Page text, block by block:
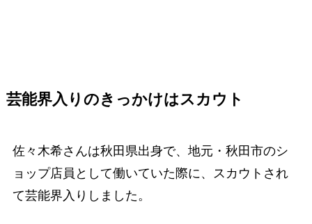
芸能界入りのきっかけはスカウト
佐々木希さんは秋田県出身で、地元・秋田市のシ
ョップ店員として働いていた際に、スカウトされ
て芸能界入りしました。